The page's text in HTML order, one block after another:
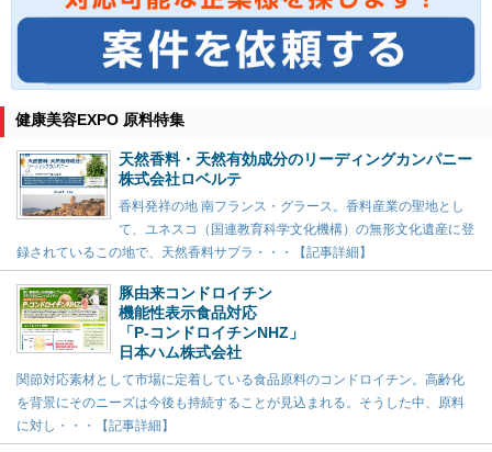
健康美容EXPO 原料特集
天然香料・天然有効成分のリーディングカンパニー
株式会社ロベルテ
香料発祥の地 南フランス・グラース。香料産業の聖地とし
て、ユネスコ（国連教育科学文化機構）の無形文化遺産に登
録されているこの地で、天然香料サプラ・・・【記事詳細】
豚由来コンドロイチン
機能性表示食品対応
「P-コンドロイチンNHZ」
日本ハム株式会社
関節対応素材として市場に定着している食品原料のコンドロイチン。高齢化
を背景にそのニーズは今後も持続することが見込まれる。そうした中、原料
に対し・・・【記事詳細】